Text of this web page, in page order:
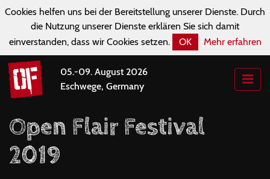
Cookies helfen uns bei der Bereitstellung unserer Dienste. Durch
die Nutzung unserer Dienste erklären Sie sich damit
einverstanden, dass wir Cookies setzen.
OK Mehr erfahren
05.-09. August 2026
Eschwege, Germany
Open Flair Festival
2019